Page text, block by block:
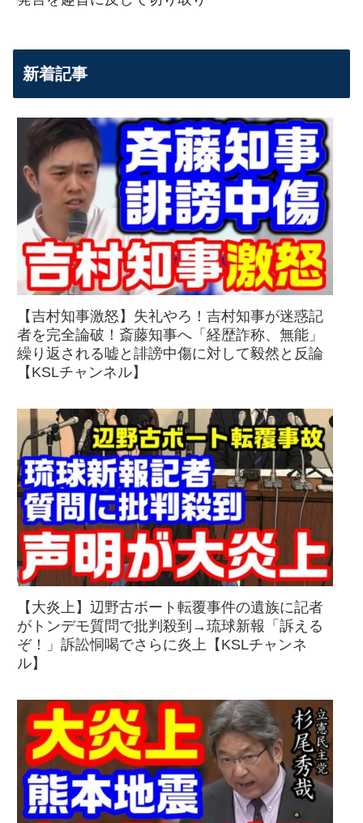
新着記事
【吉村知事激怒】失礼やろ！吉村知事が迷惑記
者を完全論破！斎藤知事へ「経歴詐称、無能」
繰り返される嘘と誹謗中傷に対して毅然と反論
【KSLチャンネル】
【大炎上】辺野古ボート転覆事件の遺族に記者
がトンデモ質問で批判殺到→琉球新報「訴える
ぞ！」訴訟恫喝でさらに炎上【KSLチャンネ
ル】